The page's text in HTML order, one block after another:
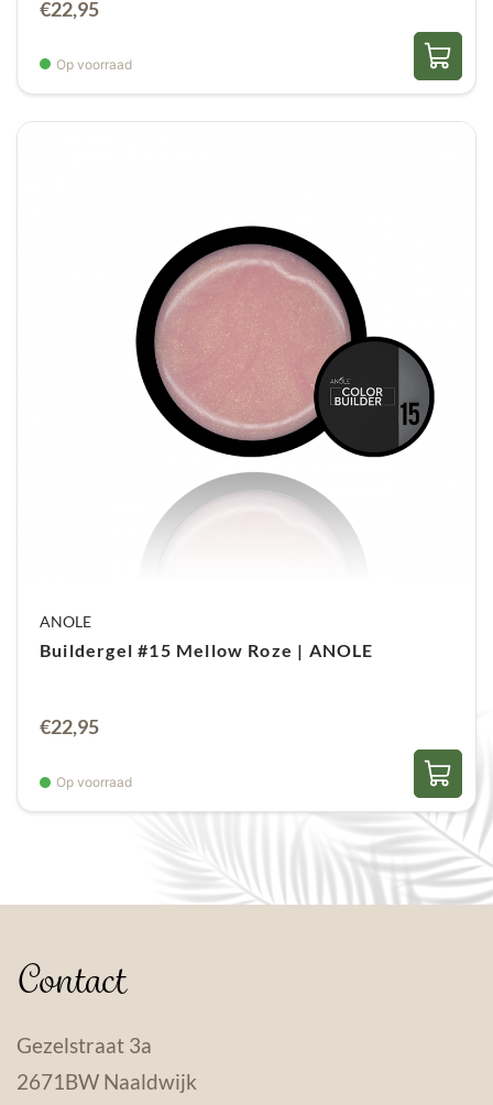
€22,95
Op voorraad
ANOLE
Buildergel #15 Mellow Roze | ANOLE
€22,95
Op voorraad
Contact
Gezelstraat 3a
2671BW Naaldwijk